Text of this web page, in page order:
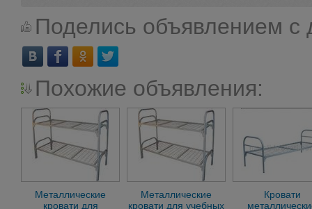
Поделись объявлением с
Похожие объявления:
Металлические
кровати для
Металлические
кровати для учебных
Кровати